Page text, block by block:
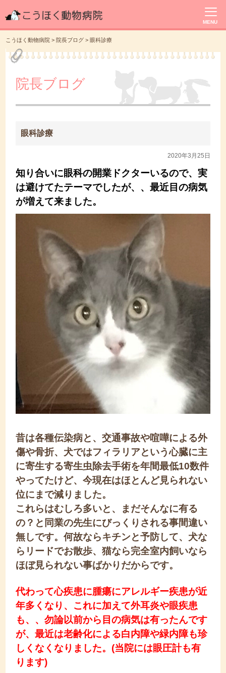
MENU
こうほく動物病院 >院長ブログ >眼科診療
院長ブログ
眼科診療
2020年3月25日
知り合いに眼科の開業ドクターいるので、実
は避けてたテーマでしたが、、最近目の病気
が増えて来ました。
昔は各種伝染病と、交通事故や喧嘩による外
傷や骨折、犬ではフィラリアという心臓に主
に寄生する寄生虫除去手術を年間最低10数件
やってたけど、今現在はほとんど見られない
位にまで減りました。
これらはむしろ多いと、まだそんなに有る
の？と同業の先生にびっくりされる事間違い
無しです。何故ならキチンと予防して、犬な
らリードでお散歩、猫なら完全室内飼いなら
ほぼ見られない事ばかりだからです。
代わって心疾患に腫瘍にアレルギー疾患が近
年多くなり、これに加えて外耳炎や眼疾患
も、、勿論以前から目の病気は有ったんです
が、最近は老齢化による白内障や緑内障も珍
しくなくなりました。(当院には眼圧計も有
ります)